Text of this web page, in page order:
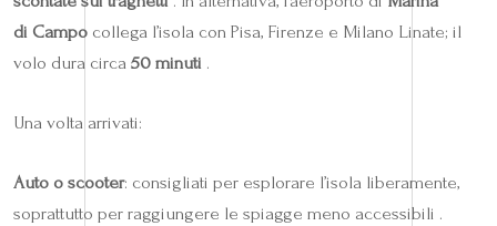
di Campo collega l’isola con Pisa, Firenze e Milano Linate; il
volo dura circa 50 minuti .
Una volta arrivati:
Auto o scooter: consigliati per esplorare l’isola liberamente,
soprattutto per raggiungere le spiagge meno accessibili .